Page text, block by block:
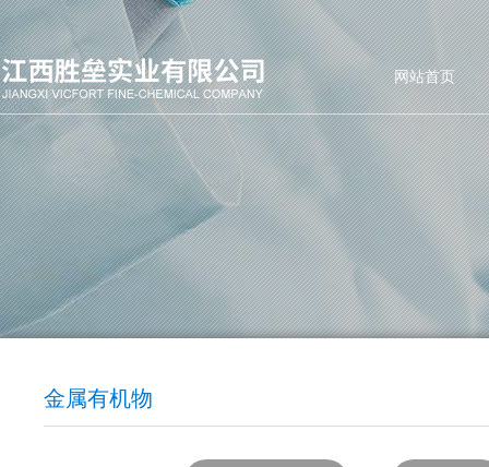
网站首页
金属有机物